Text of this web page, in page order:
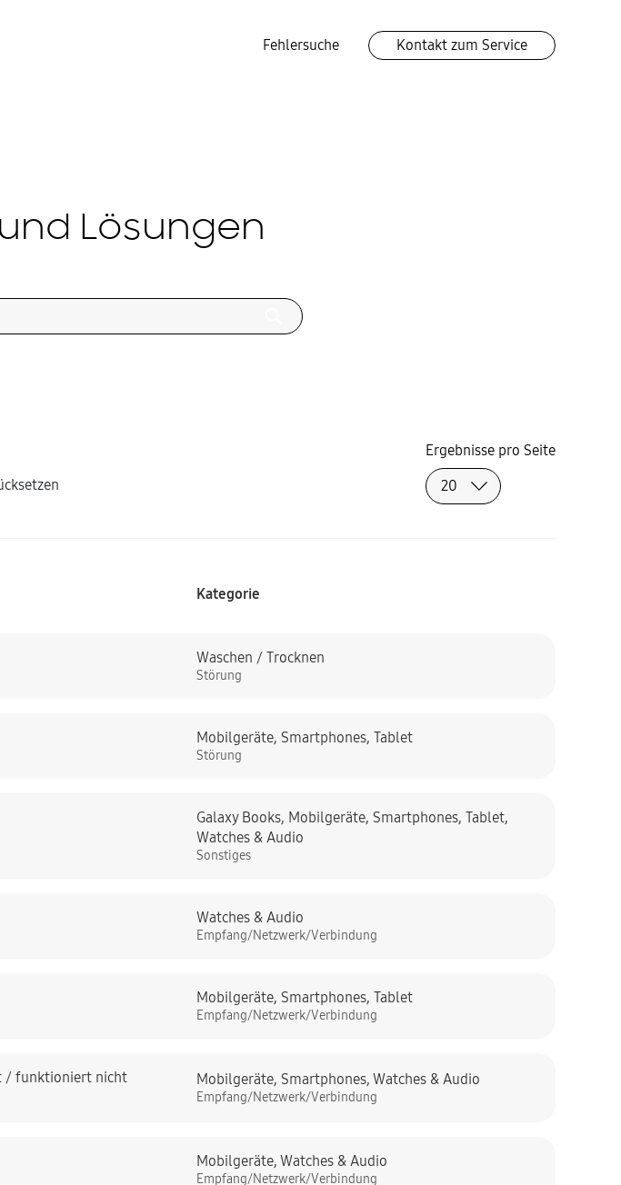
Fehlersuche Kontakt zum Service
Lösungen
Ergebnisse pro Seite
Kategorie
Waschen / Trocknen
Störung
Mobilgeräte,Smartphones,Tablet
Störung
Galaxy Books, Mobilgeräte,Smartphones,Tablet,
Watches & Audio
Sonstiges
Watches & Audio
Empfang/Netzwerk/Verbindung
Mobilgeräte,Smartphones,Tablet
Empfang/Netzwerk/Verbindung
/ funktioniert nicht
Mobilgeräte,Smartphones,Watches & Audio
Empfang/Netzwerk/Verbindung
Mobilgeräte,Watches & Audio
Empfang/Netzwerk/Verbindung